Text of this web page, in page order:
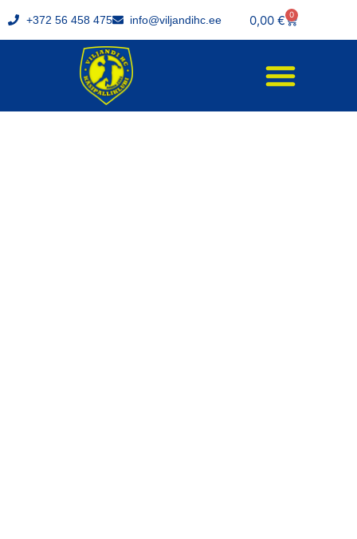
+372 56 458 475 info@viljandihc.ee 0,00 € 0